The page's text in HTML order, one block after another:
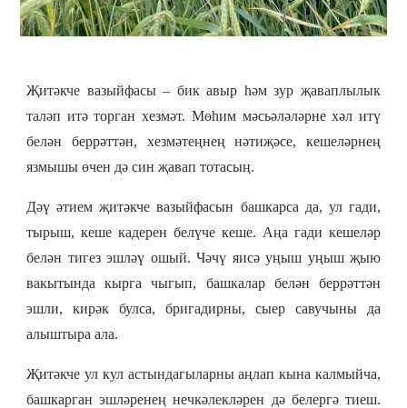
Җитәкче вазыйфасы – бик авыр һәм зур җаваплылык
таләп итә торган хезмәт. Мөһим мәсьәләләрне хәл итү
белән беррәттән, хезмәтеңнең нәтиҗәсе, кешеләрнең
язмышы өчен дә син җавап тотасың.
Дәү әтием җитәкче вазыйфасын башкарса да, ул гади,
тырыш, кеше кадерен белүче кеше. Аңа гади кешеләр
белән тигез эшләү ошый. Чәчү яисә уңыш уңыш җыю
вакытында кырга чыгып, башкалар белән беррәттән
эшли, кирәк булса, бригадирны, сыер савучыны да
алыштыра ала.
Җитәкче ул кул астындагыларны аңлап кына калмыйча,
башкарган эшләренең нечкәлекләрен дә белергә тиеш.